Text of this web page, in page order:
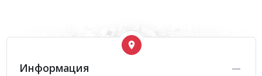
Информация